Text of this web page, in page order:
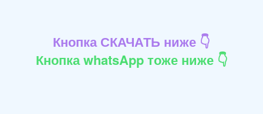
Кнопка СКАЧАТЬ ниже 👇
Кнопка whatsApp тоже ниже 👇